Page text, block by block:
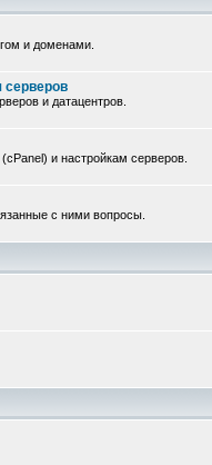
и доменами.
серверов
и датацентров.
и настройкам серверов.
с ними вопросы.